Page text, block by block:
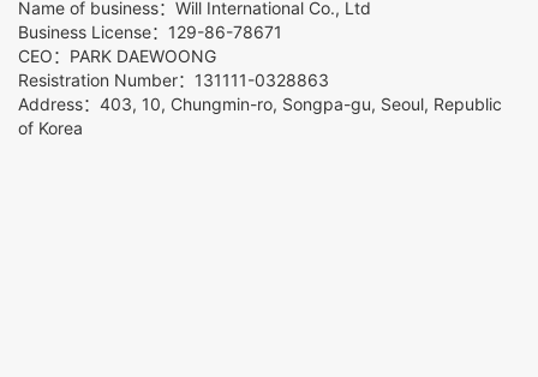
Name of business：Will International Co., Ltd
Business License：129-86-78671
CEO：PARK DAEWOONG
Resistration Number：131111-0328863
Address：403, 10, Chungmin-ro, Songpa-gu, Seoul, Republic
of Korea